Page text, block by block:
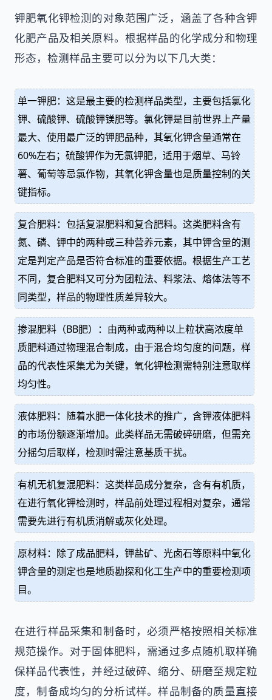
钾肥氧化钾检测的对象范围广泛，涵盖了各种含钾
化肥产品及相关原料。根据样品的化学成分和物理
形态，检测样品主要可以分为以下几大类：
单一钾肥：这是最主要的检测样品类型，主要包括氯化
钾、硫酸钾、硫酸钾镁肥等。氯化钾是目前世界上产量
最大、使用最广泛的钾肥品种，其氧化钾含量通常在
60%左右；硫酸钾作为无氯钾肥，适用于烟草、马铃
薯、葡萄等忌氯作物，其氧化钾含量也是质量控制的关
键指标。
复合肥料：包括复混肥料和复合肥料。这类肥料含有
氮、磷、钾中的两种或三种营养元素，其中钾含量的测
定是判定产品是否符合标准的重要依据。根据生产工艺
不同，复合肥料又可分为团粒法、料浆法、熔体法等不
同类型，样品的物理性质差异较大。
掺混肥料（BB肥）：由两种或两种以上粒状高浓度单
质肥料通过物理混合制成，由于混合均匀度的问题，样
品的代表性采集尤为关键，氧化钾检测需特别注意取样
均匀性。
液体肥料：随着水肥一体化技术的推广，含钾液体肥料
的市场份额逐渐增加。此类样品无需破碎研磨，但需充
分摇匀后取样，检测时需注意基质干扰。
有机无机复混肥料：这类样品成分复杂，含有有机质，
在进行氧化钾检测时，样品前处理过程相对复杂，通常
需要先进行有机质消解或灰化处理。
原材料：除了成品肥料，钾盐矿、光卤石等原料中氧化
钾含量的测定也是地质勘探和化工生产中的重要检测项
目。
在进行样品采集和制备时，必须严格按照相关标准
规范操作。对于固体肥料，需通过多点随机取样确
保样品代表性，并经过破碎、缩分、研磨至规定粒
度，制备成均匀的分析试样。样品制备的质量直接